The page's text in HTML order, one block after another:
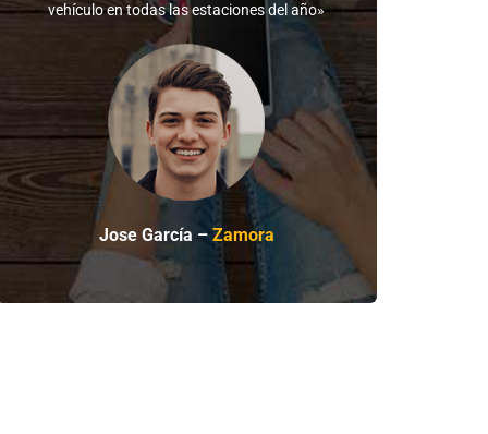
vehículo en todas las estaciones del año»
Jose García – Zamora